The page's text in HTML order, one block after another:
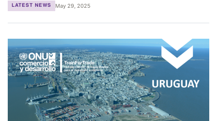
LATEST NEWS May 29, 2025